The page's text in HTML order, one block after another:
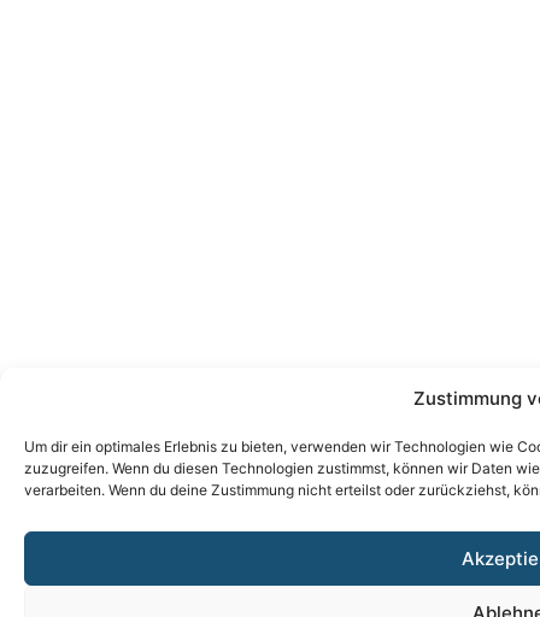
Zustimmung
Um dir ein optimales Erlebnis zu bieten, verwenden wir Technologien wie
zuzugreifen. Wenn du diesen Technologien zustimmst, können wir Daten
verarbeiten. Wenn du deine Zustimmung nicht erteilst oder zurückziehst,